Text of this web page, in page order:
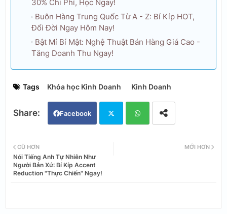
30% Chi Phí, Học Ngay!
Buôn Hàng Trung Quốc Từ A - Z: Bí Kíp HOT,
Đổi Đời Ngay Hôm Nay!
Bật Mí Bí Mật: Nghệ Thuật Bán Hàng Giá Cao -
Tăng Doanh Thu Ngay!
Tags Khóa học Kinh Doanh Kinh Doanh
Facebook
MỚI HƠN
CŨ HƠN
Nói Tiếng Anh Tự Nhiên Như
Người Bản Xứ: Bí Kíp Accent
Reduction "Thực Chiến" Ngay!